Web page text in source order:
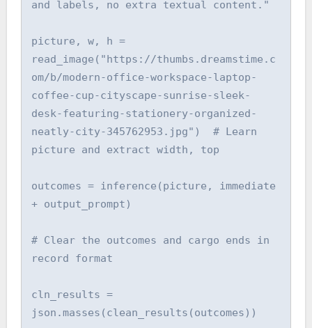
and labels, no extra textual content."
picture, w, h =
read_image("https://thumbs.dreamstime.c
om/b/modern-office-workspace-laptop-
coffee-cup-cityscape-sunrise-sleek-
desk-featuring-stationery-organized-
neatly-city-345762953.jpg")  # Learn
picture and extract width, top
outcomes = inference(picture, immediate
+ output_prompt)
# Clear the outcomes and cargo ends in
record format
cln_results =
json.masses(clean_results(outcomes))